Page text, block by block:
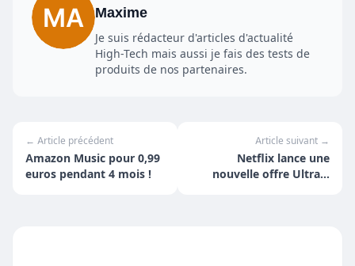
Maxime
Je suis rédacteur d'articles d'actualité
High-Tech mais aussi je fais des tests de
produits de nos partenaires.
← Article précédent
Amazon Music pour 0,99
euros pendant 4 mois !
Article suivant →
Netflix lance une
nouvelle offre Ultra à